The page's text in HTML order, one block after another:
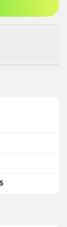
dig som medlem